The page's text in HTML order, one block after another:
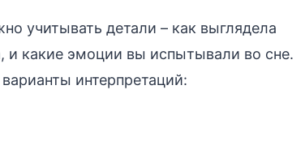
учитывать детали – как выглядела
и какие эмоции вы испытывали во сне.
интерпретаций: